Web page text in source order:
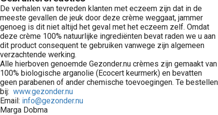
De verhalen van tevreden klanten met eczeem zijn dat in de
meeste gevallen de jeuk door deze crème weggaat, jammer
genoeg is dit niet altijd het geval met het eczeem zelf. Omdat
deze crème 100% natuurlijke ingrediënten bevat raden we u aan
dit product consequent te gebruiken vanwege zijn algemeen
verzachtende werking.
Alle hierboven genoemde Gezonder.nu crèmes zijn gemaakt van
100% biologische arganolie (Ecocert keurmerk) en bevatten
geen parabenen of ander chemische toevoegingen. Te bestellen
bij: www.gezonder.nu
Email: info@gezonder.nu
Marga Dobma